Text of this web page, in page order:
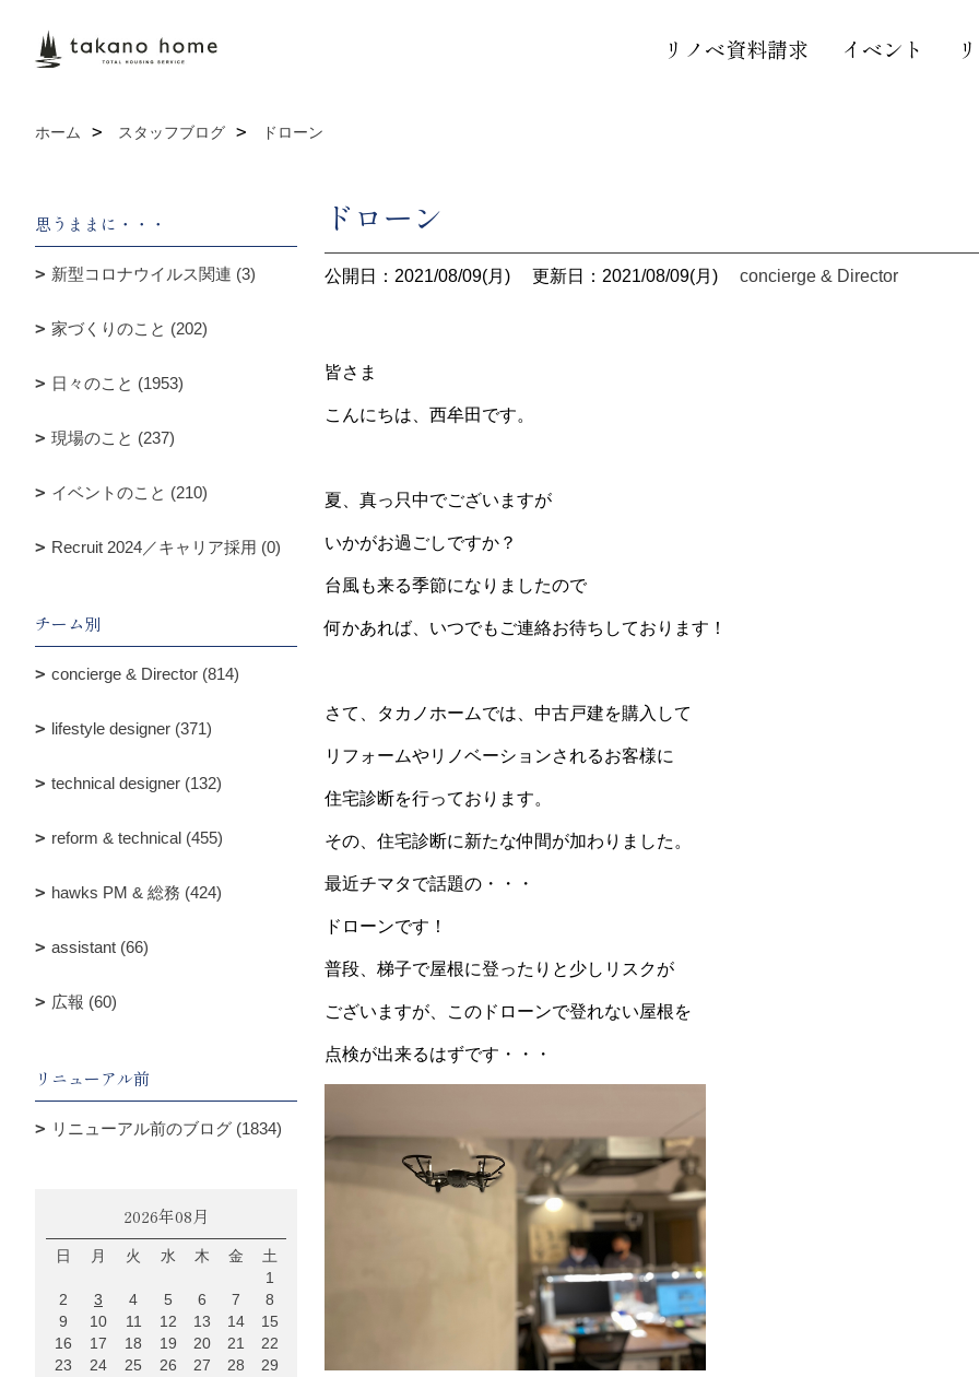
リノベ資料請求 イベント
ホーム スタッフブログ ドローン
ドローン
公開日：2021/08/09(月) 更新日：2021/08/09(月) concierge & Director
皆さま
こんにちは、西牟田です。
夏、真っ只中でございますが
いかがお過ごしですか？
台風も来る季節になりましたので
何かあれば、いつでもご連絡お待ちしております！
さて、タカノホームでは、中古戸建を購入して
リフォームやリノベーションされるお客様に
住宅診断を行っております。
その、住宅診断に新たな仲間が加わりました。
最近チマタで話題の・・・
ドローンです！
普段、梯子で屋根に登ったりと少しリスクが
ございますが、このドローンで登れない屋根を
点検が出来るはずです・・・
思うままに・・・
新型コロナウイルス関連 (3)
家づくりのこと (202)
日々のこと (1953)
現場のこと (237)
イベントのこと (210)
Recruit 2024／キャリア採用 (0)
チーム別
concierge & Director (814)
lifestyle designer (371)
technical designer (132)
reform & technical (455)
hawks PM & 総務 (424)
assistant (66)
広報 (60)
リニューアル前
リニューアル前のブログ (1834)
2026年08月
日 月 火 水 木 金
土
1
2
3 4 5 6 7
8
9
10 11 12 13 14
15
16
17 18 19 20 21
22
23
24 25 26 27 28
29